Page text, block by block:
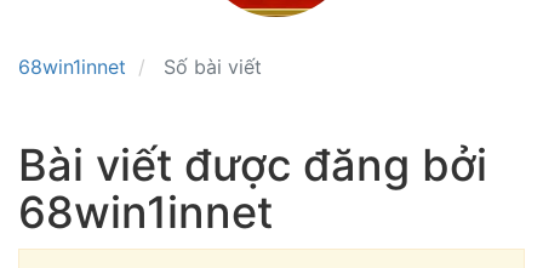
68win1innet Số bài viết
Bài viết được đăng bởi
68win1innet